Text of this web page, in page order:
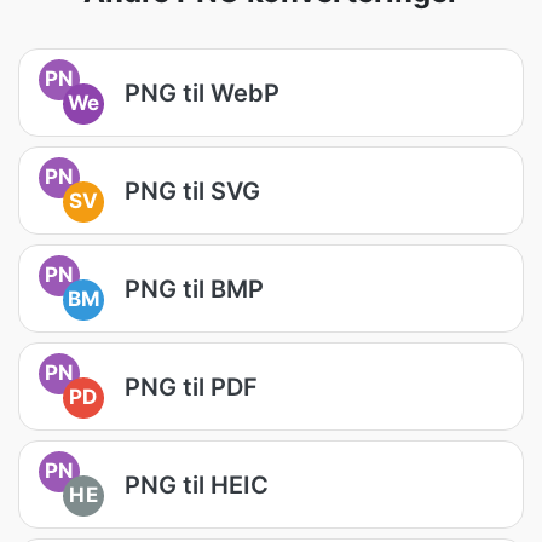
PN
We
PNG til WebP
PN
SV
PNG til SVG
PN
BM
PNG til BMP
PN
PD
PNG til PDF
PN
HE
PNG til HEIC